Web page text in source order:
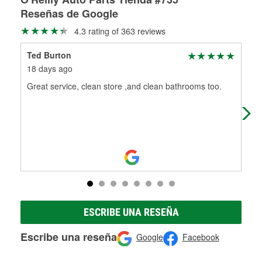
Reseñas de Google
4.3 rating of 363 reviews
Ted Burton
18 days ago
Great service, clean store ,and clean bathrooms too.
ESCRIBE UNA RESEÑA
Escribe una reseña Google Facebook